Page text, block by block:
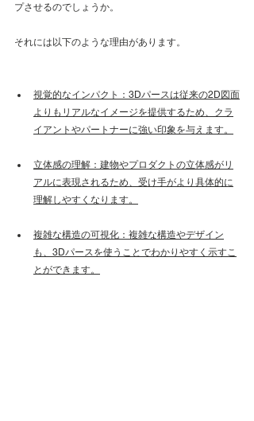
プさせるのでしょうか。
それには以下のような理由があります。
視覚的なインパクト：3Dパースは従来の2D図面
よりもリアルなイメージを提供するため、クラ
イアントやパートナーに強い印象を与えます。
立体感の理解：建物やプロダクトの立体感がリ
アルに表現されるため、受け手がより具体的に
理解しやすくなります。
複雑な構造の可視化：複雑な構造やデザイン
も、3Dパースを使うことでわかりやすく示すこ
とができます。